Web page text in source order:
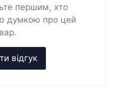
першим, хто
думкою про цей